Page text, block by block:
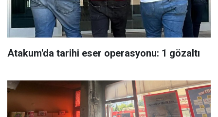
Atakum'da tarihi eser operasyonu: 1 gözaltı